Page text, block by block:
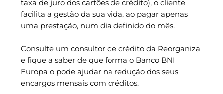
taxa de juro dos cartões de crédito), o cliente
facilita a gestão da sua vida, ao pagar apenas
uma prestação, num dia definido do mês.
Consulte um consultor de crédito da Reorganiza
e fique a saber de que forma o Banco BNI
Europa o pode ajudar na redução dos seus
encargos mensais com créditos.